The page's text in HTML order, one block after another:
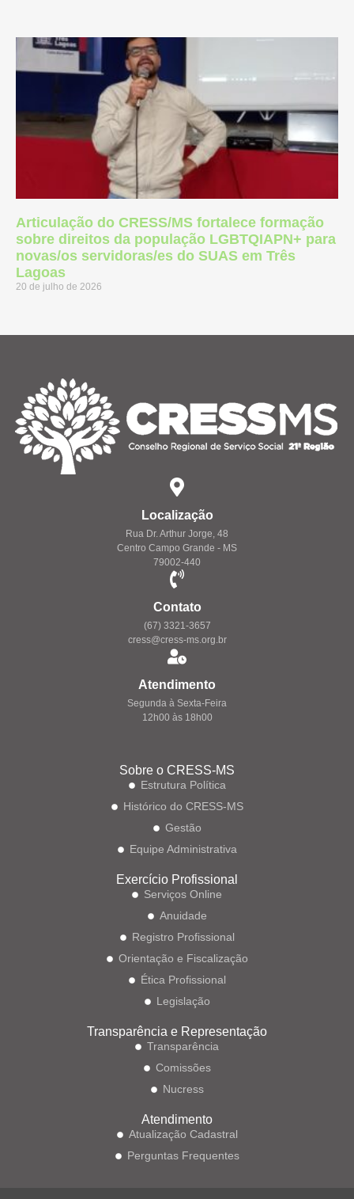
Articulação do CRESS/MS fortalece formação
sobre direitos da população LGBTQIAPN+ para
novas/os servidoras/es do SUAS em Três
Lagoas
20 de julho de 2026
Localização
Rua Dr. Arthur Jorge, 48
Centro Campo Grande - MS
79002-440
Contato
(67) 3321-3657
cress@cress-ms.org.br
Atendimento
Segunda à Sexta-Feira
12h00 às 18h00
Sobre o CRESS-MS
Estrutura Política
Histórico do CRESS-MS
Gestão
Equipe Administrativa
Exercício Profissional
Serviços Online
Anuidade
Registro Profissional
Orientação e Fiscalização
Ética Profissional
Legislação
Transparência e Representação
Transparência
Comissões
Nucress
Atendimento
Atualização Cadastral
Perguntas Frequentes